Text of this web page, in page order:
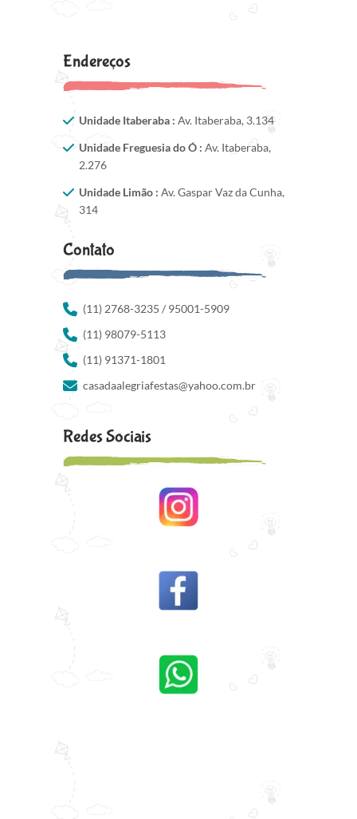
Endereços
Unidade Itaberaba : Av. Itaberaba, 3.134
Unidade Freguesia do Ó : Av. Itaberaba,
2.276
Unidade Limão : Av. Gaspar Vaz da Cunha,
314
Contato
(11) 2768-3235 / 95001-5909
(11) 98079-5113
(11) 91371-1801
casadaalegriafestas@yahoo.com.br
Redes Sociais